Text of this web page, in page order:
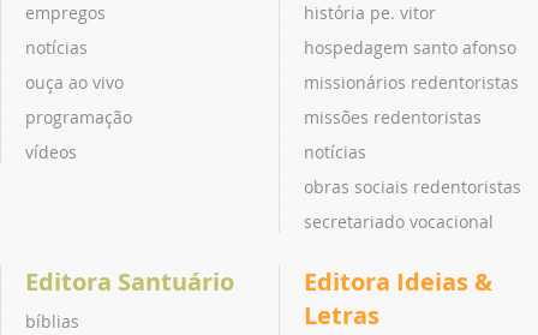
empregos
notícias
ouça ao vivo
programação
vídeos
história pe. vitor
hospedagem santo afonso
missionários redentoristas
missões redentoristas
notícias
obras sociais redentoristas
secretariado vocacional
Editora Santuário
bíblias
Editora Ideias &
Letras